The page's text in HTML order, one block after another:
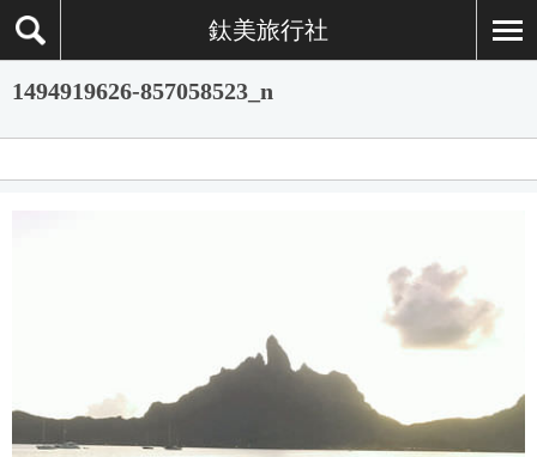
鈦美旅行社
1494919626-857058523_n